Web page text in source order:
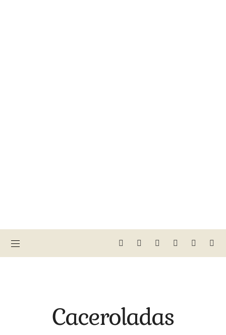
Caceroladas